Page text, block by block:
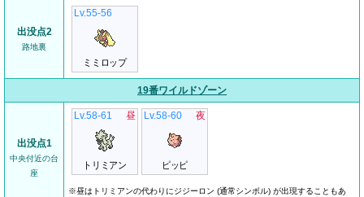
出没点2
路地裏
Lv.55-56
ミミロップ
19番ワイルドゾーン
出没点1
中央付近の台
座
Lv.58-61
トリミアン
昼 Lv.58-60
ピッピ
夜
※昼はトリミアンの代わりにジジーロン (通常シンボル) が出現することもあ